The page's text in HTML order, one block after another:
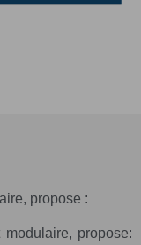
propose :
propose: